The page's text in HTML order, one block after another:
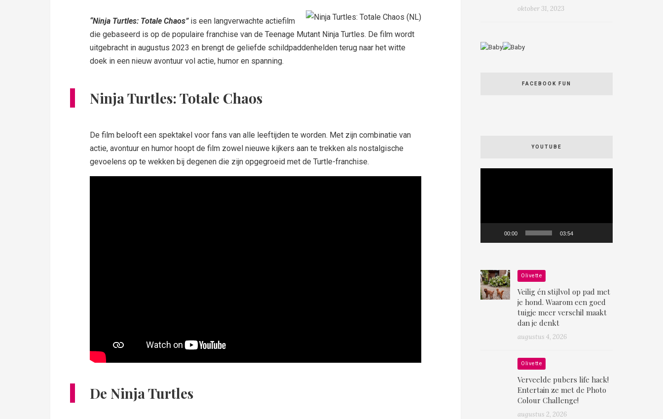
“Ninja Turtles: Totale Chaos” is een langverwachte actiefilm
die gebaseerd is op de populaire franchise van de Teenage Mutant Ninja Turtles. De film wordt
uitgebracht in augustus 2023 en brengt de geliefde schildpaddenhelden terug naar het witte
doek in een nieuw avontuur vol actie, humor en spanning.
Ninja Turtles: Totale Chaos
De film belooft een spektakel voor fans van alle leeftijden te worden. Met zijn combinatie van
actie, avontuur en humor hoopt de film zowel nieuwe kijkers aan te trekken als nostalgische
gevoelens op te wekken bij degenen die zijn opgegroeid met de Turtle-franchise.
De Ninja Turtles
oktober 31, 2023
FACEBOOK FUN
YOUTUBE
00:00 03:54
Olivette
Veilig én stijlvol op pad met
je hond. Waarom een goed
tuigje meer verschil maakt
dan je denkt
augustus 4, 2026
Olivette
Verveelde pubers life hack!
Entertain ze met de Photo
Colour Challenge!
augustus 2, 2026